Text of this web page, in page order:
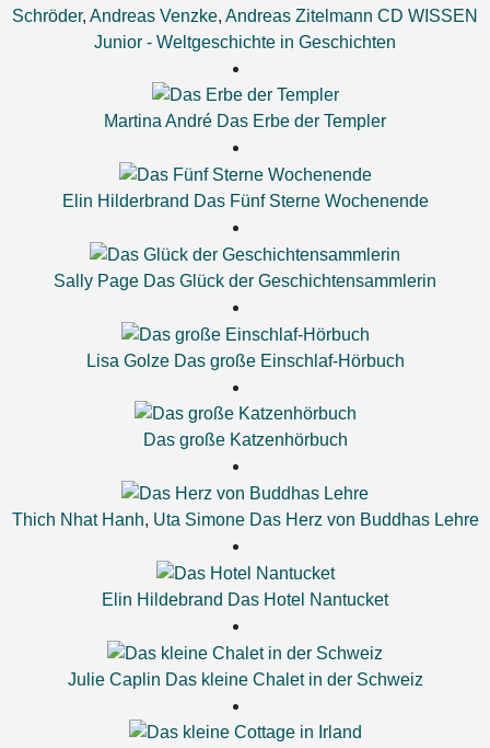
Schröder, Andreas Venzke, Andreas Zitelmann CD WISSEN
Junior - Weltgeschichte in Geschichten
Martina André Das Erbe der Templer
Elin Hilderbrand Das Fünf Sterne Wochenende
Sally Page Das Glück der Geschichtensammlerin
Lisa Golze Das große Einschlaf-Hörbuch
Das große Katzenhörbuch
Thich Nhat Hanh, Uta Simone Das Herz von Buddhas Lehre
Elin Hildebrand Das Hotel Nantucket
Julie Caplin Das kleine Chalet in der Schweiz